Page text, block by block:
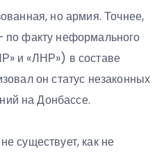
но армия. Точнее,
по факту неформального
и «ЛНР») в составе
он статус незаконных
на Донбассе.
существует, как не